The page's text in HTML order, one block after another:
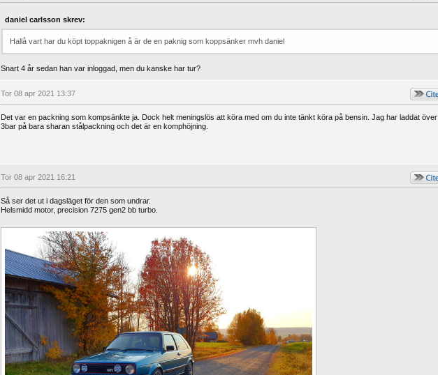
daniel carlsson skrev:
Hallå vart har du köpt toppaknigen å är de en paknig som koppsänker mvh daniel
Snart 4 år sedan han var inloggad, men du kanske har tur?
Tor 08 apr 2021 13:37
Det var en packning som kompsänkte ja. Dock helt meningslös att köra med om du inte tänkt köra på bensin. Jag har laddat över
3bar på bara sharan stålpackning och det är en komphöjning.
Tor 08 apr 2021 16:21
Så ser det ut i dagsläget för den som undrar.
Helsmidd motor, precision 7275 gen2 bb turbo.